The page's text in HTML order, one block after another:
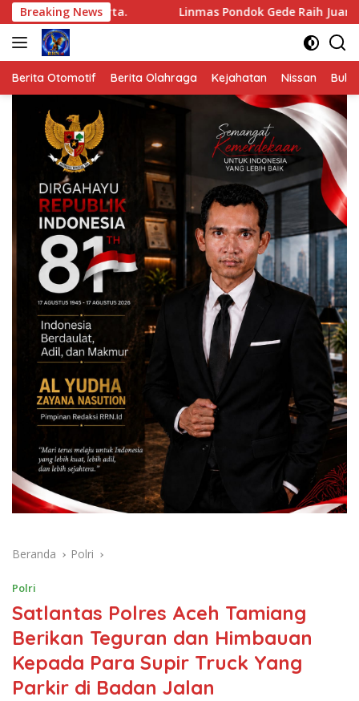
Langsung
ke
konten
Breaking NewsLinmas Pondok Gede Raih Juara III Kota Bekasi
Berita Otomotif Berita Olahraga Kejahatan Nissan
Beranda Polri
Polri
Satlantas Polres Aceh Tamiang
Berikan Teguran dan Himbauan
Kepada Para Supir Truck Yang
Parkir di Badan Jalan